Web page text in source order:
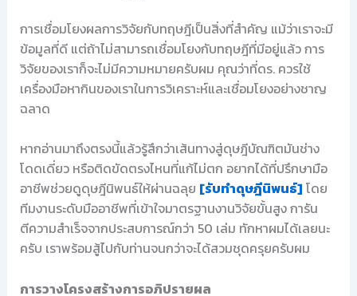
การเชื่อมโยงผลการวิจัยกับทฤษฎีเป็นสิ่งที่สำคัญ แม้ว่าเราจะมี
ข้อมูลที่ดี แต่ถ้าไม่สามารถเชื่อมโยงกับทฤษฎีที่มีอยู่แล้ว การ
วิจัยของเราก็จะไม่มีความหมายครับผม คุณว่าที่ดร. ควรใช้
เครื่องมือหากินของเราในการวิเคราะห์และเชื่อมโยงอย่างชาญ
ฉลาด
หากอ่านมาถึงตรงนี้แล้วรู้สึกว่าเส้นทางสู่ดุษฎีบัณฑิตมันช่าง
โดดเดี่ยว หรือติดขัดตรงไหนที่แก้ไม่ตก อยากได้ที่ปรึกษามือ
อาชีพช่วยดูดุษฎีนิพนธ์ให้ผ่านฉลุย [รับทำดุษฎีนิพนธ์] โดย
ทีมงานระดับมืออาชีพที่เข้าใจมาตรฐานงานวิจัยขั้นสูง การัน
ตีความสำเร็จจากประสบการณ์กว่า 50 เล่ม ทักหาผมได้เลยนะ
ครับ เราพร้อมสู้ไปกับท่านจนกว่าจะได้สวมชุดครุยครับผม
การวางโครงสร้างการอภิปรายผล